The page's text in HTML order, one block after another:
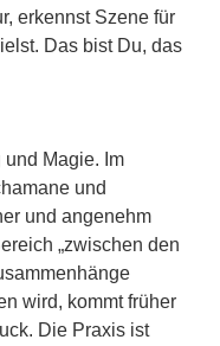
erkennst Szene für
Das bist Du, das
Magie. Im
und
und angenehm
„zwischen den
wird, kommt früher
Die Praxis ist